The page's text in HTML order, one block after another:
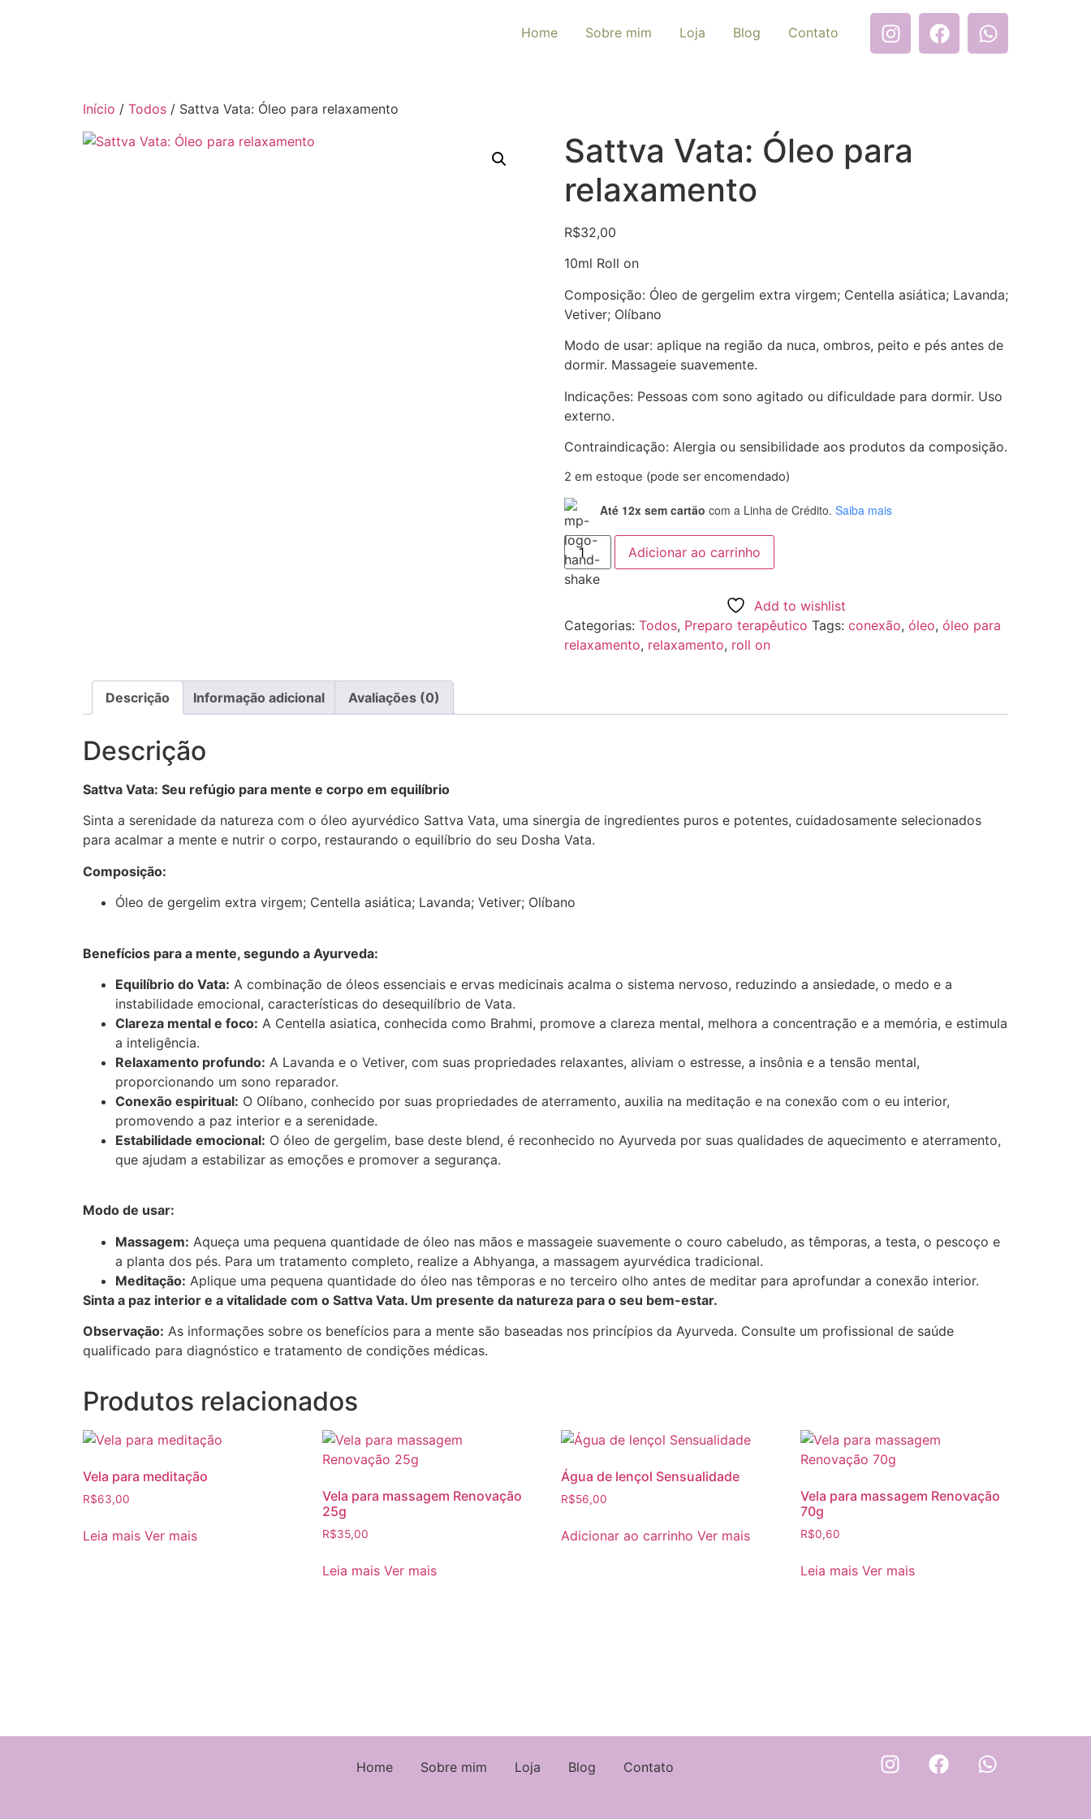
Home Sobre mim Loja Blog Contato
Início / Todos / Sattva Vata: Óleo para relaxamento
Sattva Vata: Óleo para
relaxamento
R$32,00
10ml Roll on
Composição: Óleo de gergelim extra virgem; Centella asiática; Lavanda;
Vetiver; Olíbano
Modo de usar: aplique na região da nuca, ombros, peito e pés antes de
dormir. Massageie suavemente.
Indicações: Pessoas com sono agitado ou dificuldade para dormir. Uso
externo.
Contraindicação: Alergia ou sensibilidade aos produtos da composição.
2 em estoque (pode ser encomendado)
Até 12x sem cartão com a Linha de Crédito. Saiba mais
Adicionar ao carrinho
Add to wishlist
Categorias: Todos, Preparo terapêutico Tags: conexão, óleo, óleo para
relaxamento, relaxamento, roll on
Descrição Informação adicional Avaliações (0)
Descrição
Sattva Vata: Seu refúgio para mente e corpo em equilíbrio
Sinta a serenidade da natureza com o óleo ayurvédico Sattva Vata, uma sinergia de ingredientes puros e potentes, cuidadosamente selecionados
para acalmar a mente e nutrir o corpo, restaurando o equilíbrio do seu Dosha Vata.
Composição:
Óleo de gergelim extra virgem; Centella asiática; Lavanda; Vetiver; Olíbano
Benefícios para a mente, segundo a Ayurveda:
Equilíbrio do Vata: A combinação de óleos essenciais e ervas medicinais acalma o sistema nervoso, reduzindo a ansiedade, o medo e a
instabilidade emocional, características do desequilíbrio de Vata.
Clareza mental e foco: A Centella asiatica, conhecida como Brahmi, promove a clareza mental, melhora a concentração e a memória, e estimula
a inteligência.
Relaxamento profundo: A Lavanda e o Vetiver, com suas propriedades relaxantes, aliviam o estresse, a insônia e a tensão mental,
proporcionando um sono reparador.
Conexão espiritual: O Olíbano, conhecido por suas propriedades de aterramento, auxilia na meditação e na conexão com o eu interior,
promovendo a paz interior e a serenidade.
Estabilidade emocional: O óleo de gergelim, base deste blend, é reconhecido no Ayurveda por suas qualidades de aquecimento e aterramento,
que ajudam a estabilizar as emoções e promover a segurança.
Modo de usar:
Massagem: Aqueça uma pequena quantidade de óleo nas mãos e massageie suavemente o couro cabeludo, as têmporas, a testa, o pescoço e
a planta dos pés. Para um tratamento completo, realize a Abhyanga, a massagem ayurvédica tradicional.
Meditação: Aplique uma pequena quantidade do óleo nas têmporas e no terceiro olho antes de meditar para aprofundar a conexão interior.
Sinta a paz interior e a vitalidade com o Sattva Vata. Um presente da natureza para o seu bem-estar.
Observação: As informações sobre os benefícios para a mente são baseadas nos princípios da Ayurveda. Consulte um profissional de saúde
qualificado para diagnóstico e tratamento de condições médicas.
Produtos relacionados
Vela para meditação
R$63,00
Leia mais Ver mais
Vela para massagem Renovação
25g
R$35,00
Leia mais Ver mais
Água de lençol Sensualidade
R$56,00
Adicionar ao carrinho Ver mais
Vela para massagem Renovação
70g
R$0,60
Leia mais Ver mais
Home Sobre mim Loja Blog Contato